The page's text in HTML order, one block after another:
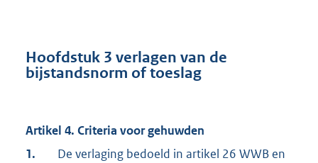
Hoofdstuk 3 verlagen van de
bijstandsnorm of toeslag
Artikel 4. Criteria voor gehuwden
1.
De verlaging bedoeld in artikel 26 WWB en